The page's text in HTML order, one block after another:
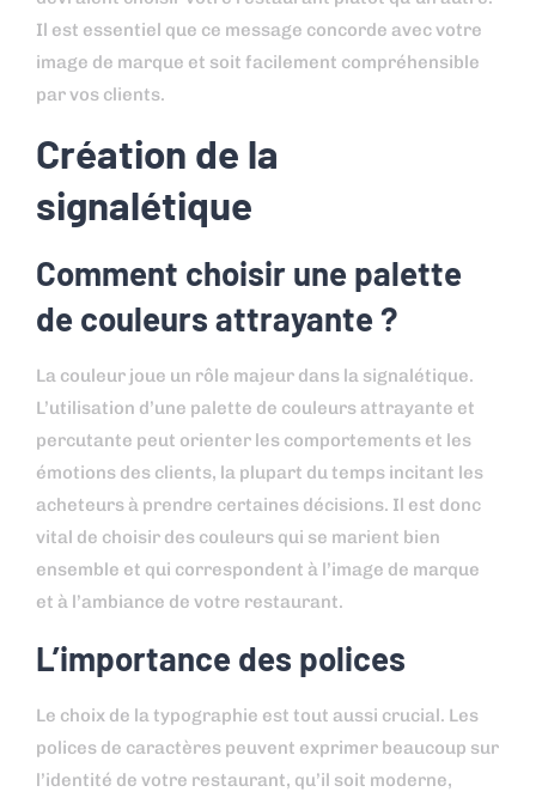
Il est essentiel que ce message concorde avec votre
image de marque et soit facilement compréhensible
par vos clients.
Création de la
signalétique
Comment choisir une palette
de couleurs attrayante ?
La couleur joue un rôle majeur dans la signalétique.
L’utilisation d’une palette de couleurs attrayante et
percutante peut orienter les comportements et les
émotions des clients, la plupart du temps incitant les
acheteurs à prendre certaines décisions. Il est donc
vital de choisir des couleurs qui se marient bien
ensemble et qui correspondent à l’image de marque
et à l’ambiance de votre restaurant.
L’importance des polices
Le choix de la typographie est tout aussi crucial. Les
polices de caractères peuvent exprimer beaucoup sur
l’identité de votre restaurant, qu’il soit moderne,